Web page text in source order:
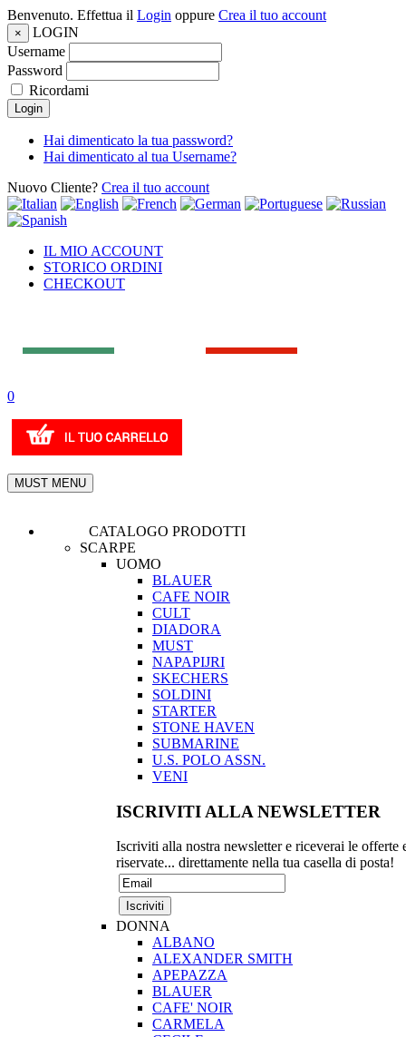
Benvenuto. Effettua il Login oppure Crea il tuo account
×
LOGIN
Username
Password
Ricordami
Login
Hai dimenticato la tua password?
Hai dimenticato al tua Username?
Nuovo Cliente? Crea il tuo account
IL MIO ACCOUNT
STORICO ORDINI
CHECKOUT
0
MUST MENU
CATALOGO PRODOTTI
SCARPE
UOMO
BLAUER
CAFE NOIR
CULT
DIADORA
MUST
NAPAPIJRI
SKECHERS
SOLDINI
STARTER
STONE HAVEN
SUBMARINE
U.S. POLO ASSN.
VENI
ISCRIVITI ALLA NEWSLETTER
Iscriviti alla nostra newsletter e riceverai le offerte
riservate... direttamente nella tua casella di posta!
DONNA
ALBANO
ALEXANDER SMITH
APEPAZZA
BLAUER
CAFE' NOIR
CARMELA